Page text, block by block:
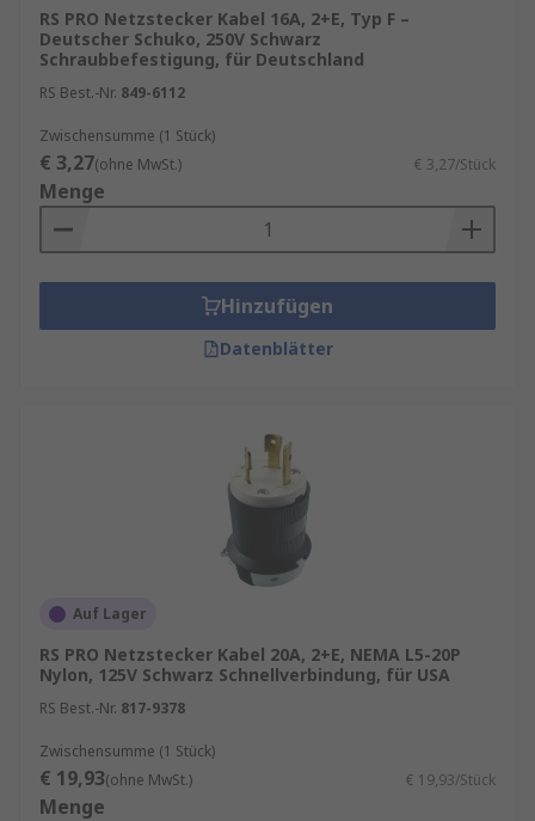
RS PRO Netzstecker Kabel 16A, 2+E, Typ F –
Deutscher Schuko, 250V Schwarz
Schraubbefestigung, für Deutschland
RS Best.-Nr. 849-6112
Zwischensumme (1 Stück)
€ 3,27(ohne MwSt.) € 3,27/Stück
Menge
Hinzufügen
Datenblätter
Auf Lager
RS PRO Netzstecker Kabel 20A, 2+E, NEMA L5-20P
Nylon, 125V Schwarz Schnellverbindung, für USA
RS Best.-Nr. 817-9378
Zwischensumme (1 Stück)
€ 19,93(ohne MwSt.) € 19,93/Stück
Menge